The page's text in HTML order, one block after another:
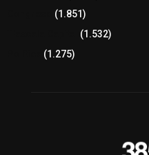
(1.851)
(1.532)
(1.275)